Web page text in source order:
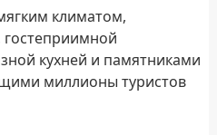
климатом,
кухней и памятниками
миллионы туристов